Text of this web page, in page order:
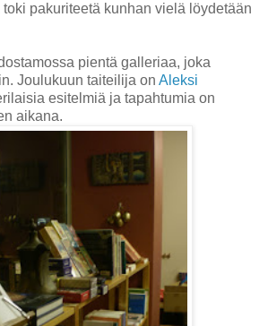
toki pakuriteetä kunhan vielä löydetään
pientä galleriaa, joka
Joulukuun taiteilija on Aleksi
esitelmiä ja tapahtumia on
aikana.